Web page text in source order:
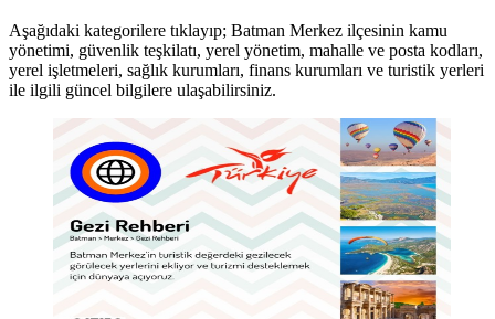
Aşağıdaki kategorilere tıklayıp; Batman Merkez ilçesinin kamu
yönetimi, güvenlik teşkilatı, yerel yönetim, mahalle ve posta kodları,
yerel işletmeleri, sağlık kurumları, finans kurumları ve turistik yerleri
ile ilgili güncel bilgilere ulaşabilirsiniz.